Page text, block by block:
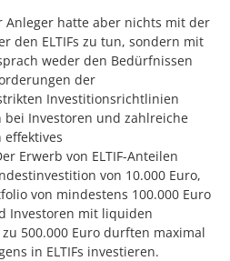
Anleger hatte aber nichts mit der
den ELTIFs zu tun, sondern mit
weder den Bedürfnissen
der
Investitionsrichtlinien
bei Investoren und zahlreiche
effektives
Erwerb von ELTIF-Anteilen
von 10.000 Euro,
von mindestens 100.000 Euro
Investoren mit liquiden
500.000 Euro durften maximal
in ELTIFs investieren.